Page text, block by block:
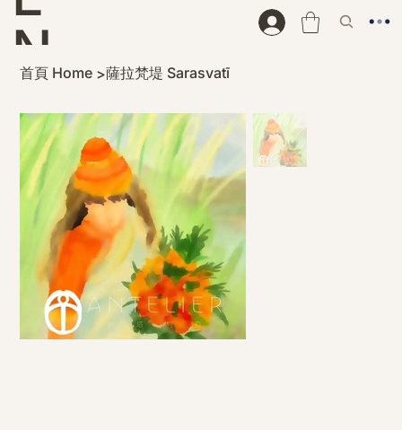
N
D
首頁 Home >薩拉梵堤 Sarasvatī